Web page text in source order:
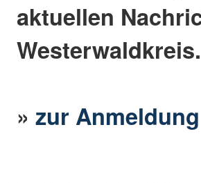
aktuellen
Westerwaldkreis.
»zur Anmeldung